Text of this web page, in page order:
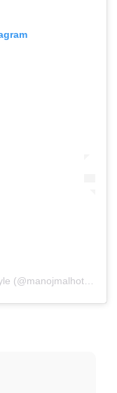
A post shared by Manoj Malhotra Lifestyle (@manojmalhotralifestyle)